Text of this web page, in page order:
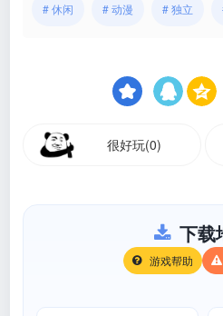
# 休闲 # 动漫 # 独立
很好玩(0)
下载
游戏帮助